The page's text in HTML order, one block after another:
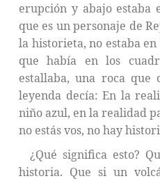
erupción y abajo estaba
que es un personaje de
la historieta, no estaba
que había en los
estallaba, una roca que
leyenda decía: En la
niño azul, en la realidad
no estás vos, no hay
¿Qué significa esto?
historia. Que si un